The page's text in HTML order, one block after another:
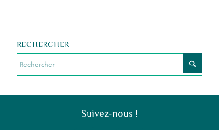
RECHERCHER
Suivez-nous !